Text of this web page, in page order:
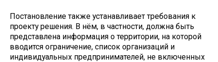
Постановление также устанавливает требования к
проекту решения. В нём, в частности, должна быть
представлена информация о территории, на которой
вводится ограничение, список организаций и
индивидуальных предпринимателей, не включенных